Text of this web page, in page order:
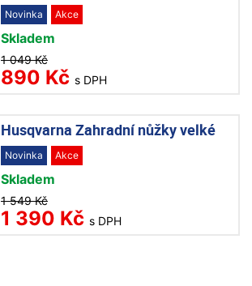
Novinka Akce
Skladem
1 049 Kč
890 Kč s DPH
Husqvarna Zahradní nůžky velké
Novinka Akce
Skladem
1 549 Kč
1 390 Kč s DPH